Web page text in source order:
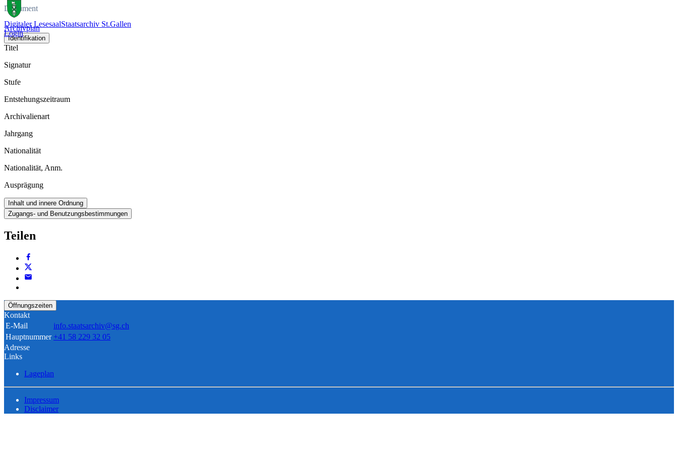
Digitaler LesesaalStaatsarchiv St.Gallen
Login
Dokument
Archivplan
Identifikation
Titel
Signatur
Stufe
Entstehungszeitraum
Archivalienart
Jahrgang
Nationalität
Nationalität, Anm.
Ausprägung
Inhalt und innere Ordnung
Zugangs- und Benutzungsbestimmungen
Teilen
Öffnungszeiten
Kontakt
E-Mail
info.staatsarchiv@sg.ch
Hauptnummer +41 58 229 32 05
Adresse
Links
Lageplan
Impressum
Disclaimer